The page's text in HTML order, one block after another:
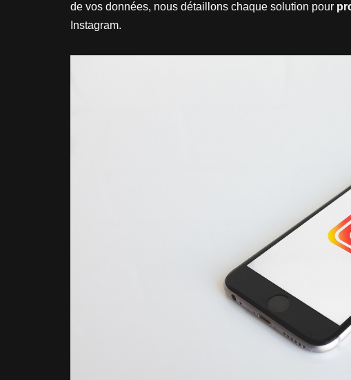
de vos données, nous détaillons chaque solution pour
Instagram.